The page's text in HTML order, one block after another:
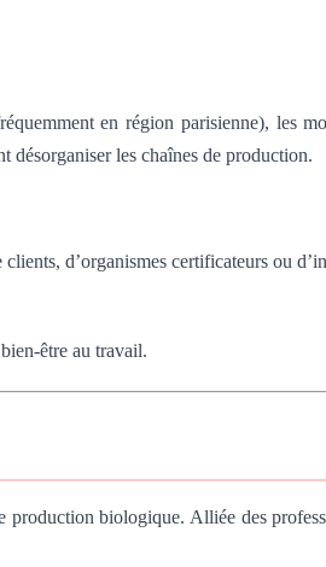
en région parisienne), les
désorganiser les chaînes de production.
d’organismes certificateurs ou
être au travail.
production biologique. Alliée des